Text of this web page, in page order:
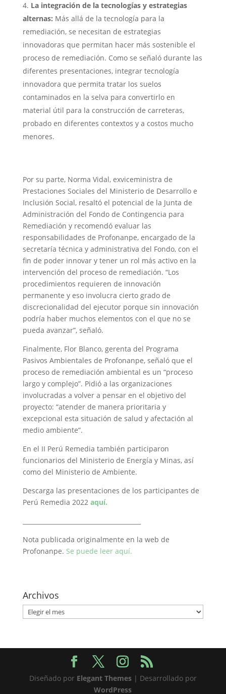
La integración de la tecnologías y estrategias
alternas: Más allá de la tecnología para la
remediación, se necesitan de estrategias
innovadoras que permitan hacer más sostenible el
proceso de remediación. Como se señaló durante las
diferentes presentaciones, integrar tecnología
innovadora que permita tratar los suelos
contaminados en la selva para convertirlo en
material útil para la construcción de carreteras,
probado en diferentes contextos y a costos mucho
menores.
Por su parte, Norma Vidal, exviceministra de
Prestaciones Sociales del Ministerio de Desarrollo e
Inclusión Social, resaltó el potencial de la Junta de
Administración del Fondo de Contingencia para
Remediación y recomendó evaluar las
responsabilidades de Profonanpe, encargado de la
secretaría técnica y administrativa del Fondo, con el
fin de poder innovar y tener un rol más activo en la
intervención del proceso de remediación. “Los
procedimientos requieren de innovación
permanente y eso involucra cierto grado de
discrecionalidad del ejecutor porque sin innovación
podría haber muchos elementos con el que no se
pueda avanzar”, señaló.
Finalmente, Flor Blanco, gerenta del Programa
Pasivos Ambientales de Profonanpe, señaló que el
proceso de remediación ambiental es un “proceso
largo y complejo”. Pidió a las organizaciones
involucradas a volver a pensar en el objetivo del
proyecto: “atender de manera prioritaria y
excepcional esta situación de salud y afectación al
medio ambiente”.
En el II Perú Remedia también participaron
funcionarios del Ministerio de Energía y Minas, así
como del Ministerio de Ambiente.
Descarga las presentaciones de los participantes de
Perú Remedia 2022 aquí.
Nota publicada originalmente en la web de
Profonanpe. Se puede leer aquí.
Archivos
Archivos
Diseñado por Elegant Themes| Desarrollado por
WordPress